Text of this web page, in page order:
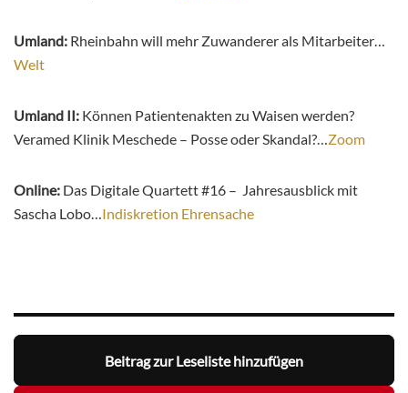
Umland: Rheinbahn will mehr Zuwanderer als Mitarbeiter…
Welt
Umland II: Können Patientenakten zu Waisen werden?
Veramed Klinik Meschede – Posse oder Skandal?…Zoom
Online: Das Digitale Quartett #16 – Jahresausblick mit
Sascha Lobo…Indiskretion Ehrensache
Beitrag zur Leseliste hinzufügen